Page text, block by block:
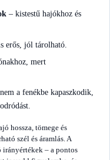
– kistestű hajókhoz és
erős, jól tárolható.
mert
a fenékbe kapaszkodik,
hossza, tömege és
szél és áramlás. A
irányértékek – a pontos